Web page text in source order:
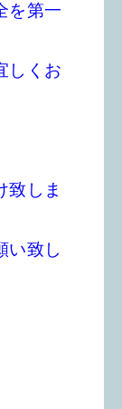
を第一
しくお
致しま
い致し